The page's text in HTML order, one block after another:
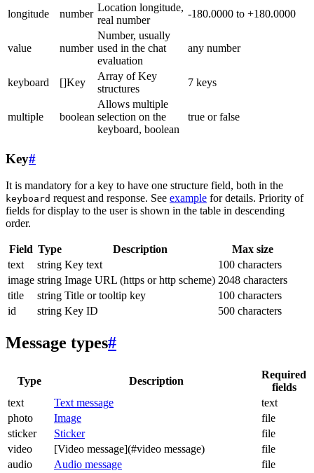
longitude
number
Location longitude,
real number
-180.0000 to +180.0000
value number
Number, usually
used in the chat
evaluation
any number
keyboard []Key
Array of Key
structures
7 keys
multiple boolean
Allows multiple
selection on the
keyboard, boolean
true or false
Key#
It is mandatory for a key to have one structure field, both in the
keyboard request and response. See example for details. Priority of
fields for display to the user is shown in the table in descending
order.
Field Type Description
Max size
text
string Key text
100 characters
image string Image URL (https or http scheme) 2048 characters
title
string Title or tooltip key
100 characters
id
string Key ID 500 characters
Message types#
Type Description
Required
fields
text
Text message
text
photo
Image
file
sticker
Sticker
file
video
[Video message](#video message)
file
audio
Audio message file